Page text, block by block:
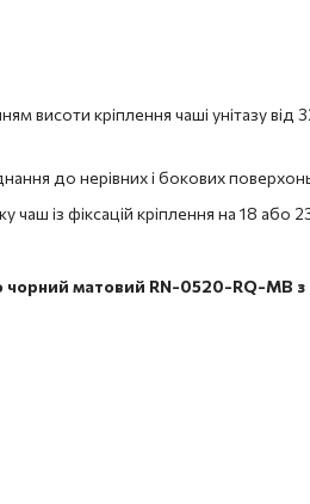
висоти кріплення чаші унітазу від
до нерівних і бокових
із фіксацій кріплення на 18 або
чорний матовий RN-0520-RQ-MB з